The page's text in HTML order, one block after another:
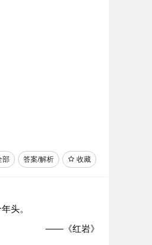
收藏
答案/解析
部
头。
——《红岩》